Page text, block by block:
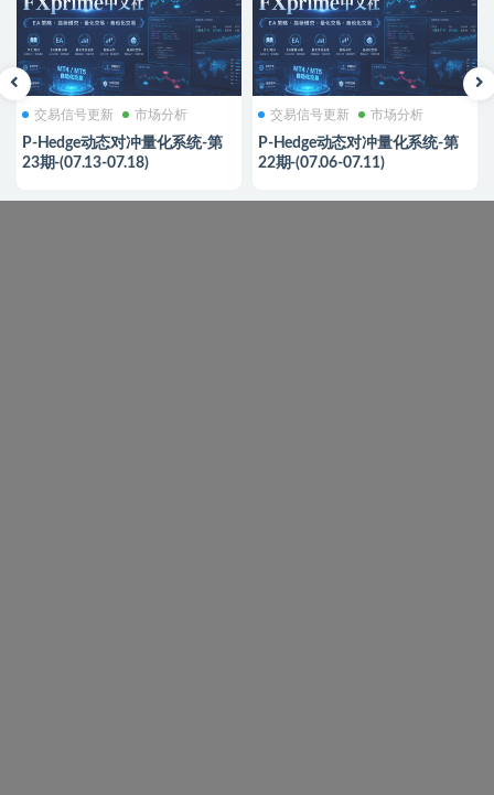
交易信号更新 市场分析
P-Hedge动态对冲量化系统-第
23期-(07.13-07.18)
交易信号更新 市场分析
P-Hedge动态对冲量化系统-第
22期-(07.06-07.11)